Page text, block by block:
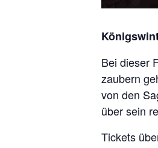
Bei dieser
zaubern
von den
über sein
Tickets